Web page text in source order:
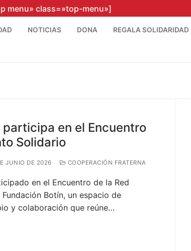
menu» class=»top-menu»]
NOTICIAS DONA REGALA SOLIDARIDAD
en el Encuentro
Solidario
JUNIO DE 2026 COOPERACIÓN FRATERNA
en el Encuentro de la Red
Botín, un espacio de
y colaboración que reúne…